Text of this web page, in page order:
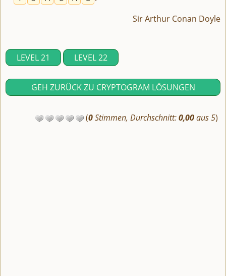
Sir Arthur Conan Doyle
LEVEL 21 LEVEL 22
GEH ZURÜCK ZU CRYPTOGRAM LÖSUNGEN
(0Stimmen, Durchschnitt:0,00aus 5)